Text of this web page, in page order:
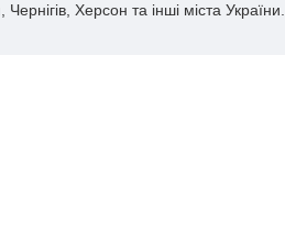
Херсон та інші міста України.